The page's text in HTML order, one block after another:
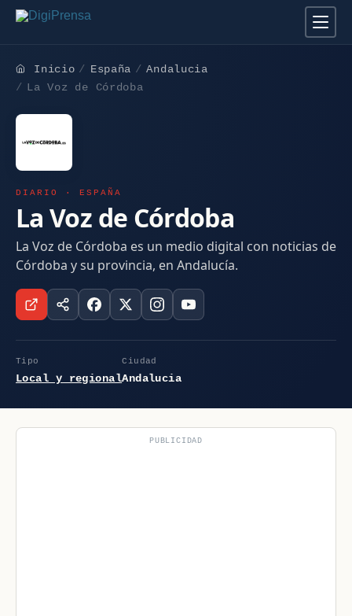
Inicio España
Andalucia
La Voz de Córdoba
DIARIO · ESPAÑA
La Voz de Córdoba
La Voz de Córdoba es un medio digital con noticias de
Córdoba y su provincia, en Andalucía.
Tipo
Local y regional
Ciudad
Andalucia
PUBLICIDAD